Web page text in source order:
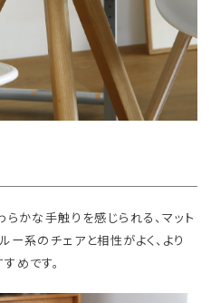
かな手触りを感じられる、マット
系のチェアと相性がよく、より
めです。